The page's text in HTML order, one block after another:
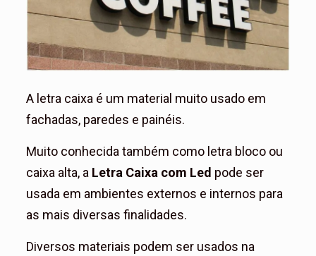
A letra caixa é um material muito usado em
fachadas, paredes e painéis.
Muito conhecida também como letra bloco ou
caixa alta, a Letra Caixa com Led pode ser
usada em ambientes externos e internos para
as mais diversas finalidades.
Diversos materiais podem ser usados na